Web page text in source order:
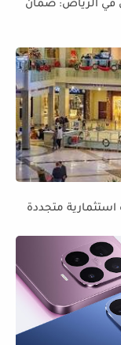
في الرياض: ضمان